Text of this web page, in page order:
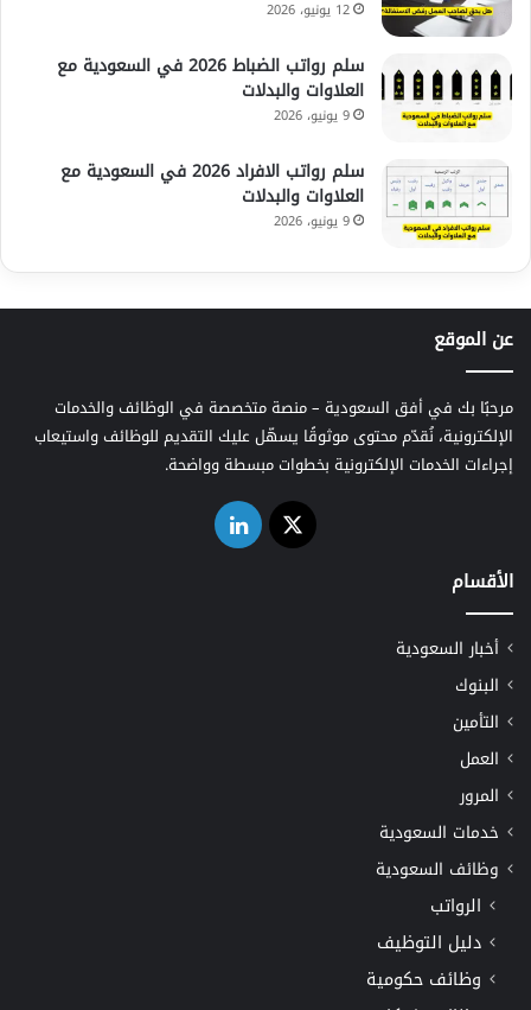
12 يونيو، 2026
سلم رواتب الضباط 2026 في السعودية مع
العلاوات والبدلات
9 يونيو، 2026
سلم رواتب الافراد 2026 في السعودية مع
العلاوات والبدلات
9 يونيو، 2026
عن الموقع
مرحبًا بك في أفق السعودية – منصة متخصصة في الوظائف والخدمات
الإلكترونية، نُقدّم محتوى موثوقًا يسهّل عليك التقديم للوظائف واستيعاب
إجراءات الخدمات الإلكترونية بخطوات مبسطة وواضحة.
‫X لينكدإن
الأقسام
أخبار السعودية
البنوك
التأمين
العمل
المرور
خدمات السعودية
وظائف السعودية
الرواتب
دليل التوظيف
وظائف حكومية